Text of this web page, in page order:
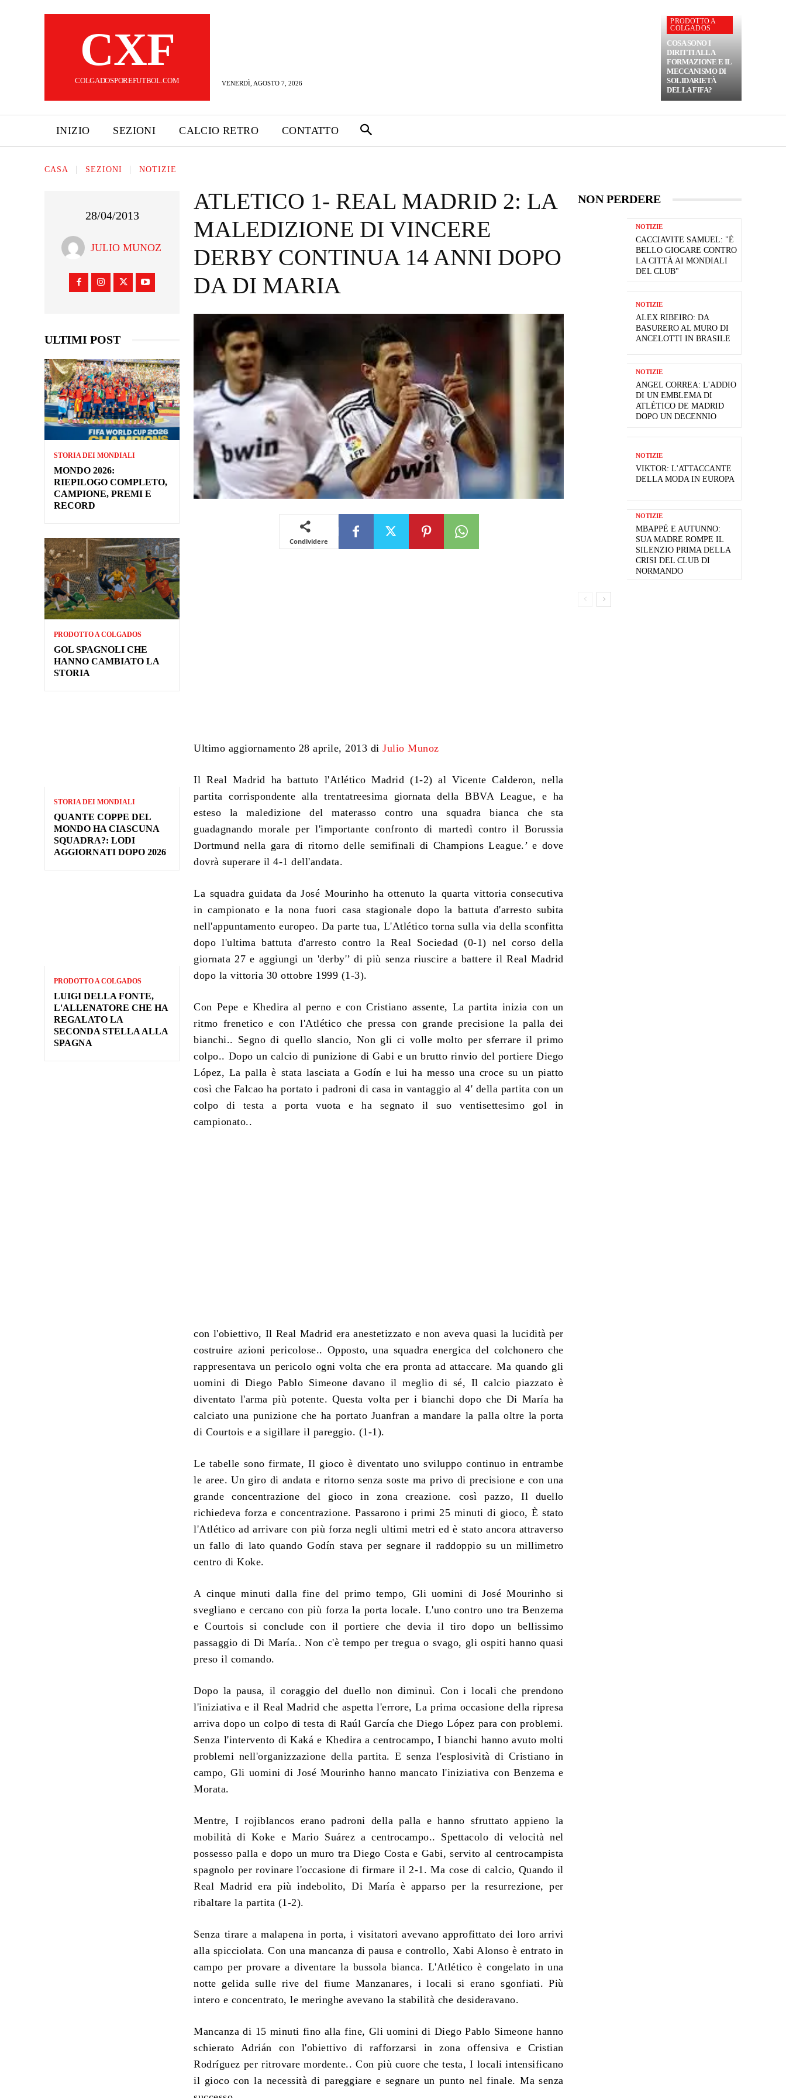
CXF
COLGADOSPOREFUTBOL.COM VENERDÌ, AGOSTO 7, 2026
PRODOTTO A
COLGADOS
COSA SONO I
DIRITTI ALLA
FORMAZIONE E IL
MECCANISMO DI
SOLIDARIETÀ
DELLA FIFA?
INIZIO SEZIONI CALCIO RETRO CONTATTO
CASA SEZIONI NOTIZIE
28/04/2013
JULIO MUNOZ
ULTIMI POST
STORIA DEI MONDIALI
MONDO 2026:
RIEPILOGO COMPLETO,
CAMPIONE, PREMI E
RECORD
PRODOTTO A COLGADOS
GOL SPAGNOLI CHE
HANNO CAMBIATO LA
STORIA
STORIA DEI MONDIALI
QUANTE COPPE DEL
MONDO HA CIASCUNA
SQUADRA?: LODI
AGGIORNATI DOPO 2026
PRODOTTO A COLGADOS
LUIGI DELLA FONTE,
L'ALLENATORE CHE HA
REGALATO LA
SECONDA STELLA ALLA
SPAGNA
ATLETICO 1- REAL MADRID 2: LA
MALEDIZIONE DI VINCERE
DERBY CONTINUA 14 ANNI DOPO
DA DI MARIA
Condividere
Ultimo aggiornamento 28 aprile, 2013 diJulio Munoz
Il Real Madrid ha battuto l'Atlético Madrid (1-2) al Vicente Calderon, nella
partita corrispondente alla trentatreesima giornata della BBVA League, e ha
esteso la maledizione del materasso contro una squadra bianca che sta
guadagnando morale per l'importante confronto di martedì contro il Borussia
Dortmund nella gara di ritorno delle semifinali di Champions League.’ e dove
dovrà superare il 4-1 dell'andata.
La squadra guidata da José Mourinho ha ottenuto la quarta vittoria consecutiva
in campionato e la nona fuori casa stagionale dopo la battuta d'arresto subita
nell'appuntamento europeo. Da parte tua, L'Atlético torna sulla via della sconfitta
dopo l'ultima battuta d'arresto contro la Real Sociedad (0-1) nel corso della
giornata 27 e aggiungi un 'derby'’ di più senza riuscire a battere il Real Madrid
dopo la vittoria 30 ottobre 1999 (1-3).
Con Pepe e Khedira al perno e con Cristiano assente, La partita inizia con un
ritmo frenetico e con l'Atlético che pressa con grande precisione la palla dei
bianchi.. Segno di quello slancio, Non gli ci volle molto per sferrare il primo
colpo.. Dopo un calcio di punizione di Gabi e un brutto rinvio del portiere Diego
López, La palla è stata lasciata a Godín e lui ha messo una croce su un piatto
così che Falcao ha portato i padroni di casa in vantaggio al 4' della partita con un
colpo di testa a porta vuota e ha segnato il suo ventisettesimo gol in
campionato..
con l'obiettivo, Il Real Madrid era anestetizzato e non aveva quasi la lucidità per
costruire azioni pericolose.. Opposto, una squadra energica del colchonero che
rappresentava un pericolo ogni volta che era pronta ad attaccare. Ma quando gli
uomini di Diego Pablo Simeone davano il meglio di sé, Il calcio piazzato è
diventato l'arma più potente. Questa volta per i bianchi dopo che Di María ha
calciato una punizione che ha portato Juanfran a mandare la palla oltre la porta
di Courtois e a sigillare il pareggio. (1-1).
Le tabelle sono firmate, Il gioco è diventato uno sviluppo continuo in entrambe
le aree. Un giro di andata e ritorno senza soste ma privo di precisione e con una
grande concentrazione del gioco in zona creazione. così pazzo, Il duello
richiedeva forza e concentrazione. Passarono i primi 25 minuti di gioco, È stato
l'Atlético ad arrivare con più forza negli ultimi metri ed è stato ancora attraverso
un fallo di lato quando Godín stava per segnare il raddoppio su un millimetro
centro di Koke.
A cinque minuti dalla fine del primo tempo, Gli uomini di José Mourinho si
svegliano e cercano con più forza la porta locale. L'uno contro uno tra Benzema
e Courtois si conclude con il portiere che devia il tiro dopo un bellissimo
passaggio di Di María.. Non c'è tempo per tregua o svago, gli ospiti hanno quasi
preso il comando.
Dopo la pausa, il coraggio del duello non diminuì. Con i locali che prendono
l'iniziativa e il Real Madrid che aspetta l'errore, La prima occasione della ripresa
arriva dopo un colpo di testa di Raúl García che Diego López para con problemi.
Senza l'intervento di Kaká e Khedira a centrocampo, I bianchi hanno avuto molti
problemi nell'organizzazione della partita. E senza l'esplosività di Cristiano in
campo, Gli uomini di José Mourinho hanno mancato l'iniziativa con Benzema e
Morata.
Mentre, I rojiblancos erano padroni della palla e hanno sfruttato appieno la
mobilità di Koke e Mario Suárez a centrocampo.. Spettacolo di velocità nel
possesso palla e dopo un muro tra Diego Costa e Gabi, servito al centrocampista
spagnolo per rovinare l'occasione di firmare il 2-1. Ma cose di calcio, Quando il
Real Madrid era più indebolito, Di María è apparso per la resurrezione, per
ribaltare la partita (1-2).
Senza tirare a malapena in porta, i visitatori avevano approfittato dei loro arrivi
alla spicciolata. Con una mancanza di pausa e controllo, Xabi Alonso è entrato in
campo per provare a diventare la bussola bianca. L'Atlético è congelato in una
notte gelida sulle rive del fiume Manzanares, i locali si erano sgonfiati. Più
intero e concentrato, le meringhe avevano la stabilità che desideravano.
Mancanza di 15 minuti fino alla fine, Gli uomini di Diego Pablo Simeone hanno
schierato Adrián con l'obiettivo di rafforzarsi in zona offensiva e Cristian
Rodríguez per ritrovare mordente.. Con più cuore che testa, I locali intensificano
il gioco con la necessità di pareggiare e segnare un punto nel finale. Ma senza
NON PERDERE
NOTIZIE
CACCIAVITE SAMUEL: "È
BELLO GIOCARE CONTRO
LA CITTÀ AI MONDIALI
DEL CLUB"
NOTIZIE
ALEX RIBEIRO: DA
BASURERO AL MURO DI
ANCELOTTI IN BRASILE
NOTIZIE
ANGEL CORREA: L'ADDIO
DI UN EMBLEMA DI
ATLÉTICO DE MADRID
DOPO UN DECENNIO
NOTIZIE
VIKTOR: L'ATTACCANTE
DELLA MODA IN EUROPA
NOTIZIE
MBAPPÉ E AUTUNNO:
SUA MADRE ROMPE IL
SILENZIO PRIMA DELLA
CRISI DEL CLUB DI
NORMANDO